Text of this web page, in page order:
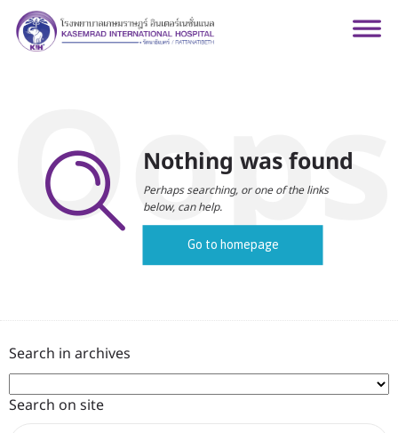
Oops
Nothing was found
Perhaps searching, or one of the links
below, can help.
Go to homepage
Search in archives
Search on site